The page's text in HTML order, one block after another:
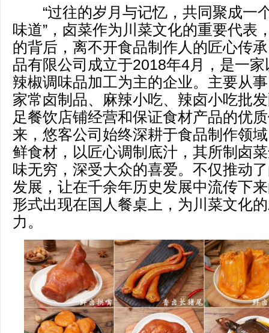
“过往的岁月与记忆，共同聚成一
味道”，卤菜作为川菜文化的重要代表
的背后，离不开食品制作人的匠心传
品有限公司成立于2018年4月，是一
辣椒调味品加工为主的企业。主要从
家常卤制品、麻辣小吃、辣卤小吃批
足餐饮店铺经营和保证食材产品的优
来，悠客公司始终深耕于食品制作领
鲜食材，以匠心调制底汁，其所制卤
味无穷，深受大众的喜爱。不仅推动
发展，让在千余年历史发展中流传下
形式出现在国人餐桌上，为川菜文化
力。